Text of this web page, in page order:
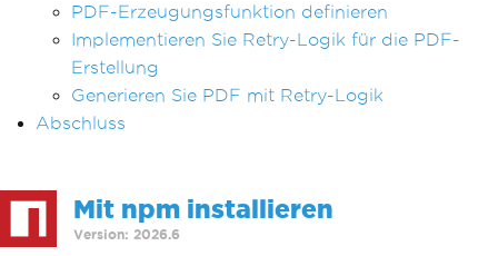
PDF-Erzeugungsfunktion definieren
Implementieren Sie Retry-Logik für die PDF-
Erstellung
Generieren Sie PDF mit Retry-Logik
Abschluss
Mit npm installieren
Version: 2026.6